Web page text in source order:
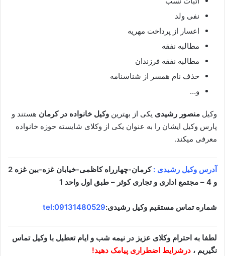
نفی ولد
اعسار از پرداخت مهریه
مطالبه نفقه
مطالبه نفقه فرزندان
حذف نام همسر از شناسنامه
و…
وکیل منصور رشیدی یکی از بهترین وکیل خانواده در کرمان هستند و
پارس وکیل ایشان را به عنوان یکی از وکلای شایسته حوزه خانواده
معرفی میکند.
آدرس وکیل رشیدی :
کرمان-چهارراه کاظمی-خیابان غزه-بین غزه 2
و 4 – مجتمع اداری و تجاری کوثر – طبق اول واحد 1
شماره تماس مستقیم وکیل رشیدی:tel:09131480529
لطفا به احترام وکلای عزیز در نیمه شب و ایام تعطیل با وکیل تماس
نگیریم ، درشرایط اضطراری پیامک دهید!